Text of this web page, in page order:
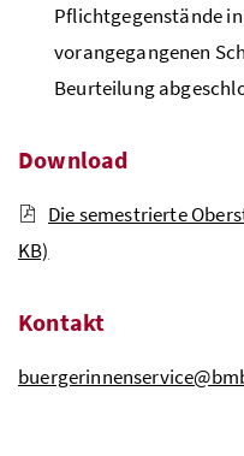
Pflichtgegenstände
vorangegangenen
Beurteilung
Download
Die semestrierte
KB)
Kontakt